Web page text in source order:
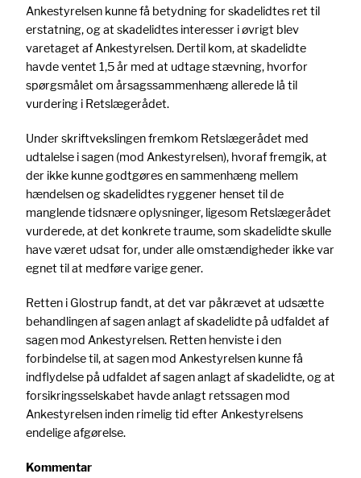
Ankestyrelsen kunne få betydning for skadelidtes ret til
erstatning, og at skadelidtes interesser i øvrigt blev
varetaget af Ankestyrelsen. Dertil kom, at skadelidte
havde ventet 1,5 år med at udtage stævning, hvorfor
spørgsmålet om årsagssammenhæng allerede lå til
vurdering i Retslægerådet.
Under skriftvekslingen fremkom Retslægerådet med
udtalelse i sagen (mod Ankestyrelsen), hvoraf fremgik, at
der ikke kunne godtgøres en sammenhæng mellem
hændelsen og skadelidtes ryggener henset til de
manglende tidsnære oplysninger, ligesom Retslægerådet
vurderede, at det konkrete traume, som skadelidte skulle
have været udsat for, under alle omstændigheder ikke var
egnet til at medføre varige gener.
Retten i Glostrup fandt, at det var påkrævet at udsætte
behandlingen af sagen anlagt af skadelidte på udfaldet af
sagen mod Ankestyrelsen. Retten henviste i den
forbindelse til, at sagen mod Ankestyrelsen kunne få
indflydelse på udfaldet af sagen anlagt af skadelidte, og at
forsikringsselskabet havde anlagt retssagen mod
Ankestyrelsen inden rimelig tid efter Ankestyrelsens
endelige afgørelse.
Kommentar